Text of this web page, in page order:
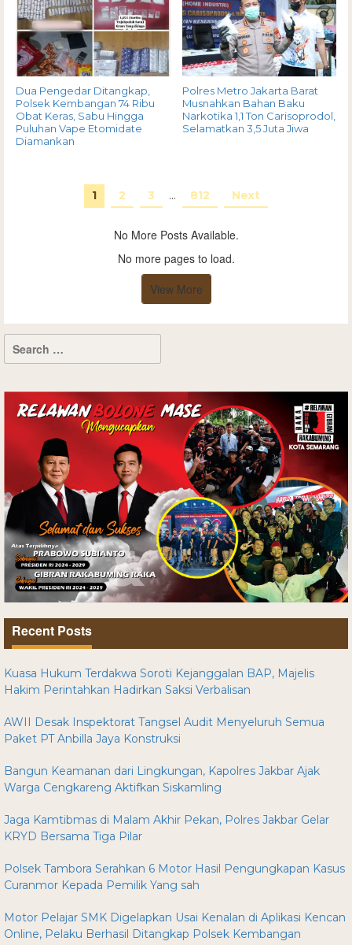
Dua Pengedar Ditangkap,
Polsek Kembangan 74 Ribu
Obat Keras, Sabu Hingga
Puluhan Vape Etomidate
Diamankan
Polres Metro Jakarta Barat
Musnahkan Bahan Baku
Narkotika 1,1 Ton Carisoprodol,
Selamatkan 3,5 Juta Jiwa
1 2 3 … 812 Next
No More Posts Available.
No more pages to load.
View More
Recent Posts
Kuasa Hukum Terdakwa Soroti Kejanggalan BAP, Majelis
Hakim Perintahkan Hadirkan Saksi Verbalisan
AWII Desak Inspektorat Tangsel Audit Menyeluruh Semua
Paket PT Anbilla Jaya Konstruksi
Bangun Keamanan dari Lingkungan, Kapolres Jakbar Ajak
Warga Cengkareng Aktifkan Siskamling
Jaga Kamtibmas di Malam Akhir Pekan, Polres Jakbar Gelar
KRYD Bersama Tiga Pilar
Polsek Tambora Serahkan 6 Motor Hasil Pengungkapan Kasus
Curanmor Kepada Pemilik Yang sah
Motor Pelajar SMK Digelapkan Usai Kenalan di Aplikasi Kencan
Online, Pelaku Berhasil Ditangkap Polsek Kembangan